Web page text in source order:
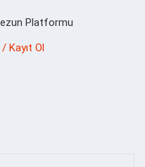
Platformu
Kayıt Ol